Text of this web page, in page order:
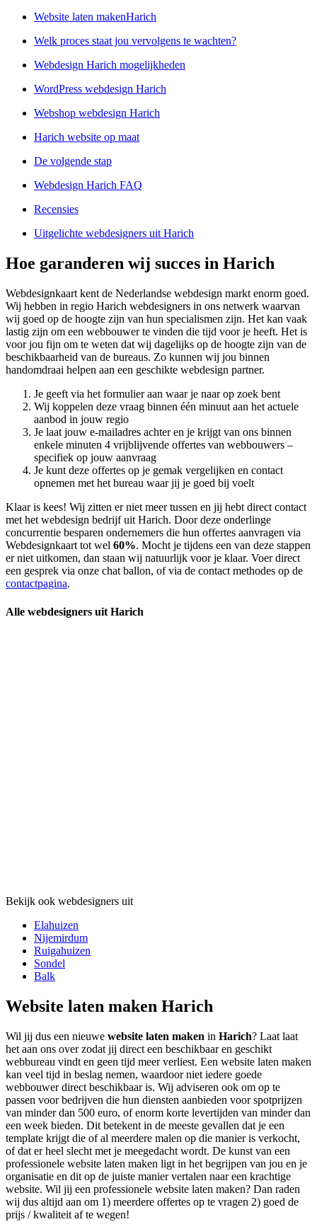
Website laten makenHarich
Welk proces staat jou vervolgens te wachten?
Webdesign Harich mogelijkheden
WordPress webdesign Harich
Webshop webdesign Harich
Harich website op maat
De volgende stap
Webdesign Harich FAQ
Recensies
Uitgelichte webdesigners uit Harich
Hoe garanderen wij succes in Harich
Webdesignkaart kent de Nederlandse webdesign markt enorm goed.
Wij hebben in regio Harich webdesigners in ons netwerk waarvan
wij goed op de hoogte zijn van hun specialismen zijn. Het kan vaak
lastig zijn om een webbouwer te vinden die tijd voor je heeft. Het is
voor jou fijn om te weten dat wij dagelijks op de hoogte zijn van de
beschikbaarheid van de bureaus. Zo kunnen wij jou binnen
handomdraai helpen aan een geschikte webdesign partner.
Je geeft via het formulier aan waar je naar op zoek bent
Wij koppelen deze vraag binnen één minuut aan het actuele
aanbod in jouw regio
Je laat jouw e-mailadres achter en je krijgt van ons binnen
enkele minuten 4 vrijblijvende offertes van webbouwers –
specifiek op jouw aanvraag
Je kunt deze offertes op je gemak vergelijken en contact
opnemen met het bureau waar jij je goed bij voelt
Klaar is kees! Wij zitten er niet meer tussen en jij hebt direct contact
met het webdesign bedrijf uit Harich. Door deze onderlinge
concurrentie besparen ondernemers die hun offertes aanvragen via
Webdesignkaart tot wel 60%. Mocht je tijdens een van deze stappen
er niet uitkomen, dan staan wij natuurlijk voor je klaar. Voer direct
een gesprek via onze chat ballon, of via de contact methodes op de
contactpagina.
Alle webdesigners uit Harich
Bekijk ook webdesigners uit
Elahuizen
Nijemirdum
Ruigahuizen
Sondel
Balk
Website laten maken Harich
Wil jij dus een nieuwe website laten maken in Harich? Laat laat
het aan ons over zodat jij direct een beschikbaar en geschikt
webbureau vindt en geen tijd meer verliest. Een website laten maken
kan veel tijd in beslag nemen, waardoor niet iedere goede
webbouwer direct beschikbaar is. Wij adviseren ook om op te
passen voor bedrijven die hun diensten aanbieden voor spotprijzen
van minder dan 500 euro, of enorm korte levertijden van minder dan
een week bieden. Dit betekent in de meeste gevallen dat je een
template krijgt die of al meerdere malen op die manier is verkocht,
of dat er heel slecht met je meegedacht wordt. De kunst van een
professionele website laten maken ligt in het begrijpen van jou en je
organisatie en dit op de juiste manier vertalen naar een krachtige
website. Wil jij een professionele website laten maken? Dan raden
wij dus altijd aan om 1) meerdere offertes op te vragen 2) goed de
prijs / kwaliteit af te wegen!